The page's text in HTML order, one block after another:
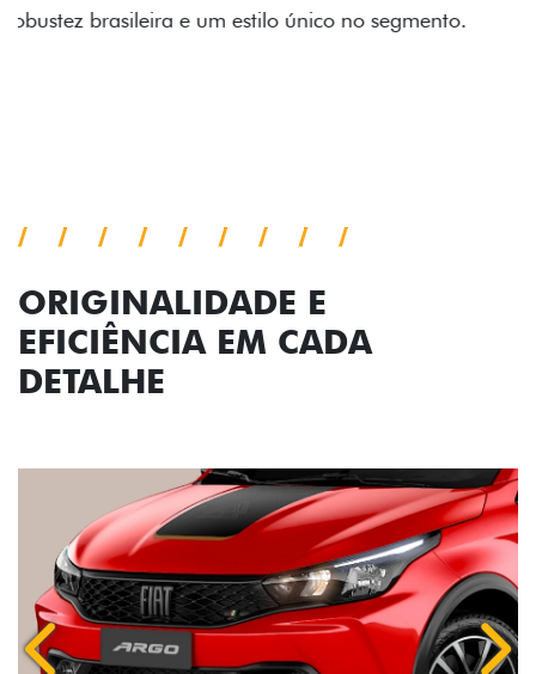
ORIGINALIDADE E
EFICIÊNCIA EM CADA
DETALHE
Anterior